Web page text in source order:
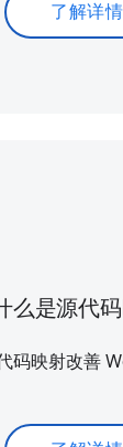
了解详情
么是源代
码映射改善